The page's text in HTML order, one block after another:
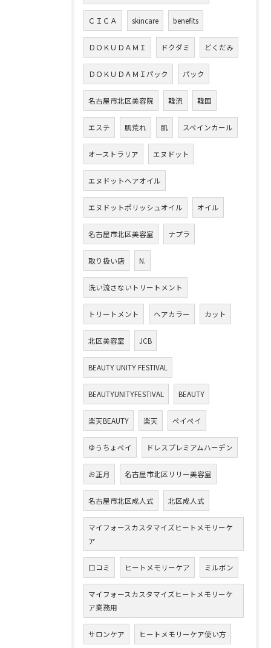
ＣＩＣＡ skincare benefits
ＤＯＫＵＤＡＭＩ ドクダミ どくだみ
ＤＯＫＵＤＡＭＩパック パック
名古屋市北区美容院 韓流 韓国
エステ 肌荒れ 肌 スペインカール
オーストラリア エヌドット
エヌドットヘアオイル
エヌドットポリッシュオイル オイル
名古屋市北区美容室 ナプラ
取り扱い店 N.
洗い流さないトリートメント
トリートメント ヘアカラー カット
北区美容室 JCB
BEAUTY UNITY FESTIVAL
BEAUTYUNITYFESTIVAL BEAUTY
楽天BEAUTY 楽天 ペイペイ
ゆうちょペイ ドレスプレミアムハーデン
お正月 名古屋市北区リリー美容室
名古屋市北区成人式 北区成人式
マイフォースカスタマイズヒートメモリーケ
ア
口コミ ヒートメモリーケア ミルボン
マイフォースカスタマイズヒートメモリーケ
ア業務用
サロンケア ヒートメモリーケア使い方